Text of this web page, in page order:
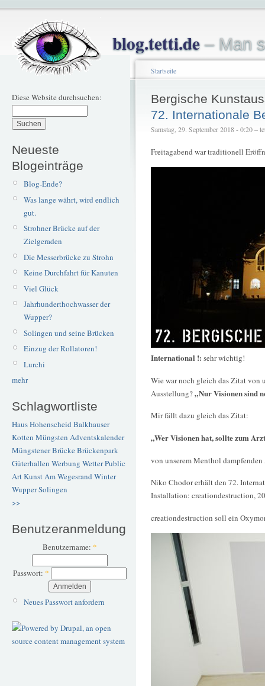
blog.tetti.de– Man
Diese Website durchsuchen:
Neueste
Blogeinträge
Blog-Ende?
Was lange währt, wird endlich
gut.
Strohner Brücke auf der
Zielgeraden
Die Messerbrücke zu Strohn
Keine Durchfahrt für Kanuten
Viel Glück
Jahrhunderthochwasser der
Wupper?
Solingen und seine Brücken
Einzug der Rollatoren!
Lurchi
mehr
Schlagwortliste
Haus Hohenscheid Balkhauser
Kotten Müngsten Adventskalender
Müngstener BrückeBrückenpark
Güterhallen Werbung WetterPublic
ArtKunstAm Wegesrand Winter
WupperSolingen
>>
Benutzeranmeldung
Benutzername: *
Passwort: *
Neues Passwort anfordern
Startseite
Bergische
72. Internationale
Samstag, 29. September 2018 - 0:20 –
Freitagabend war traditionell
International !: sehr wichtig!
Wie war noch gleich das Zitat von
Ausstellung?„Nur Visionen sind
Mir fällt dazu gleich das Zitat:
„Wer Visionen hat, sollte zum
von unserem Menthol
Niko Chodor erhält den 72.
Installation: creationdestruction,
creationdestruction soll ein